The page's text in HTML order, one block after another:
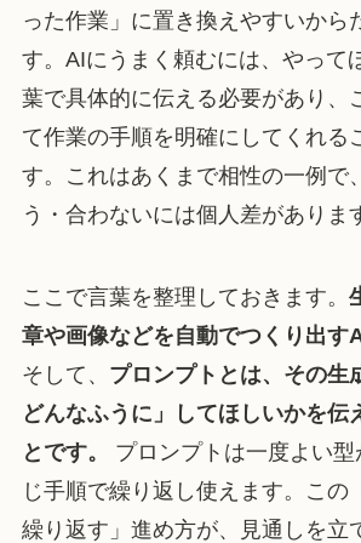
った作業」に置き換えやすいから
す。AIにうまく頼むには、やって
葉で具体的に伝える必要があり、
て作業の手順を明確にしてくれる
す。これはあくまで相性の一例で
う・合わないには個人差がありま
ここで言葉を整理しておきます。
章や画像などを自動でつくり出す
そして、 プロンプトとは、その生
どんなふうに」してほしいかを伝
とです。
プロンプトは一度よい型
じ手順で繰り返し使えます。この
繰り返す」進め方が、見通しを立